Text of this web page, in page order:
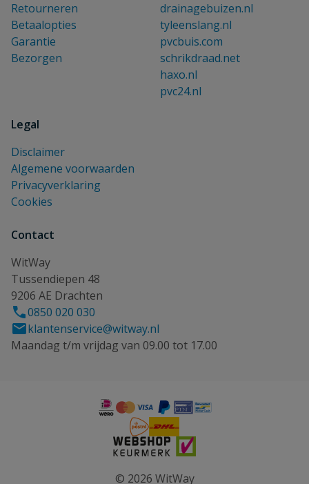
Retourneren
Betaalopties
Garantie
Bezorgen
drainagebuizen.nl
tyleenslang.nl
pvcbuis.com
schrikdraad.net
haxo.nl
pvc24.nl
Legal
Disclaimer
Algemene voorwaarden
Privacyverklaring
Cookies
Contact
WitWay
Tussendiepen 48
9206 AE Drachten
0850 020 030
klantenservice@witway.nl
Maandag t/m vrijdag van 09.00 tot 17.00
© 2026 WitWay